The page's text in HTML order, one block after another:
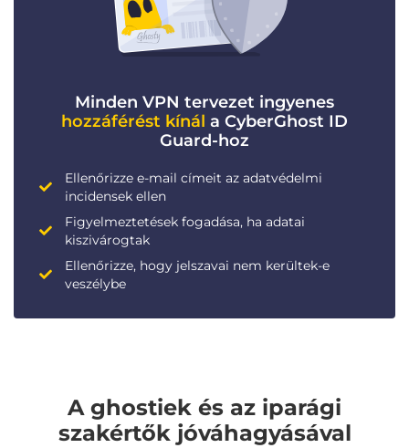
Minden VPN tervezet ingyenes
hozzáférést kínál a CyberGhost ID
Guard-hoz
Ellenőrizze e-mail címeit az adatvédelmi
incidensek ellen
Figyelmeztetések fogadása, ha adatai
kiszivárogtak
Ellenőrizze, hogy jelszavai nem kerültek-e
veszélybe
A ghostiek és az iparági
szakértők jóváhagyásával